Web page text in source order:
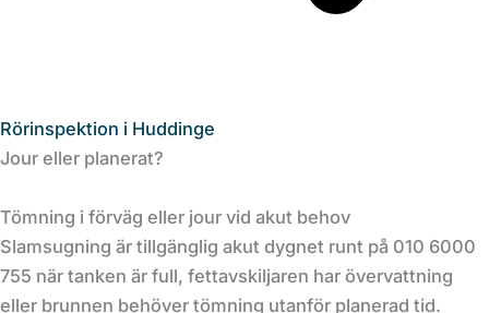
Rörinspektion i Huddinge
Jour eller planerat?
Tömning i förväg eller jour vid akut behov
Slamsugning är tillgänglig akut dygnet runt på 010 6000
755 när tanken är full, fettavskiljaren har övervattning
eller brunnen behöver tömning utanför planerad tid.